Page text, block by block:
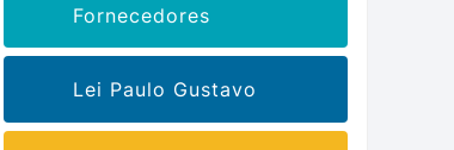
Fornecedores
Lei Paulo Gustavo